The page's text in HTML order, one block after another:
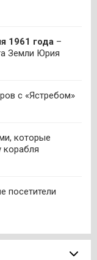
1961 года –
Земли Юрия
с «Ястребом»
которые
корабля
посетители